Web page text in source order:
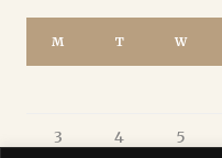
M T W
3 4 5